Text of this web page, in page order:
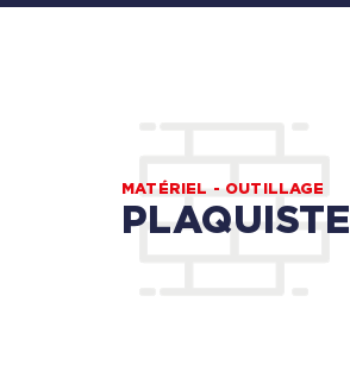
MATÉRIEL - OUTILLAGE
PLAQUISTE